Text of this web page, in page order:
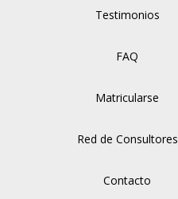
Testimonios
FAQ
Matricularse
Red de Consultores
Contacto